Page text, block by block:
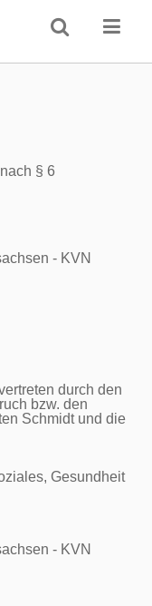
§ 6
- KVN
durch den
bzw. den
Schmidt und die
Gesundheit
- KVN